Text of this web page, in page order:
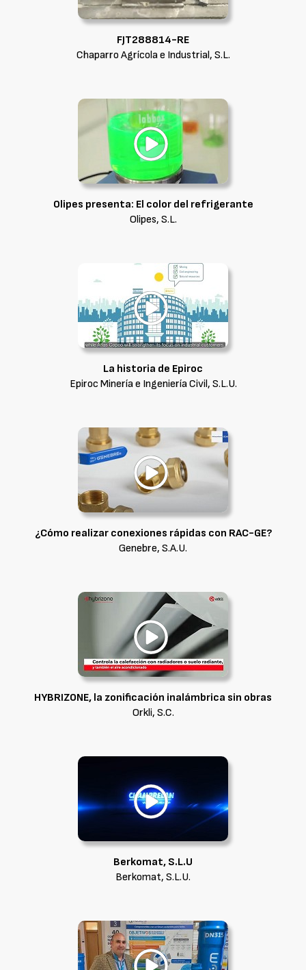
FJT288814-RE
Chaparro Agrícola e Industrial, S.L.
Olipes presenta: El color del refrigerante
Olipes, S.L.
La historia de Epiroc
Epiroc Minería e Ingeniería Civil, S.L.U.
¿Cómo realizar conexiones rápidas con RAC-GE?
Genebre, S.A.U.
HYBRIZONE, la zonificación inalámbrica sin obras
Orkli, S.C.
Berkomat, S.L.U
Berkomat, S.L.U.